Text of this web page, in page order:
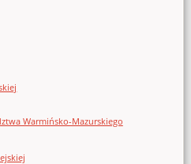
Warmińsko-Mazurskiego